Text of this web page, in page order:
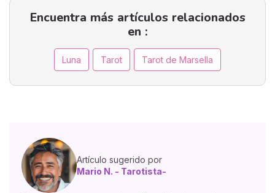
Encuentra más artículos relacionados
en :
Luna Tarot Tarot de Marsella
Artículo sugerido por
Mario N. - Tarotista-